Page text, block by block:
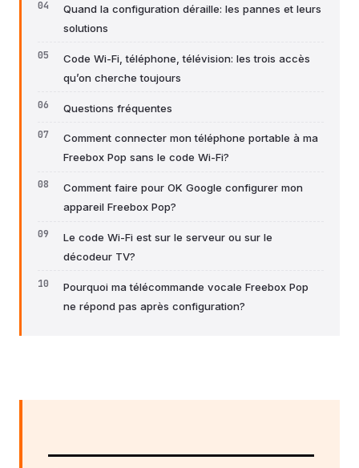
Quand la configuration déraille: les pannes et leurs
solutions
Code Wi-Fi, téléphone, télévision: les trois accès
qu’on cherche toujours
Questions fréquentes
Comment connecter mon téléphone portable à ma
Freebox Pop sans le code Wi-Fi?
Comment faire pour OK Google configurer mon
appareil Freebox Pop?
Le code Wi-Fi est sur le serveur ou sur le
décodeur TV?
Pourquoi ma télécommande vocale Freebox Pop
ne répond pas après configuration?